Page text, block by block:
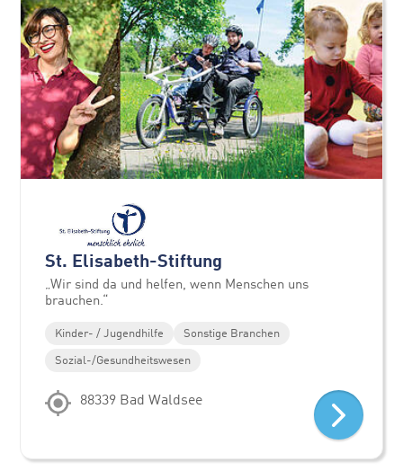
St. Elisabeth-Stiftung
„Wir sind da und helfen, wenn Menschen uns
brauchen.“
Kinder- / Jugendhilfe
Sonstige Branchen
Sozial-/Gesundheitswesen
88339 Bad Waldsee